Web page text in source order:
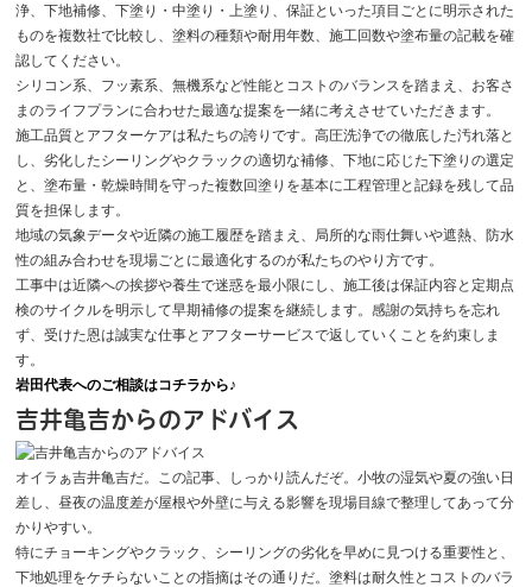
浄、下地補修、下塗り・中塗り・上塗り、保証といった項目ごとに明示された
ものを複数社で比較し、塗料の種類や耐用年数、施工回数や塗布量の記載を確
認してください。
シリコン系、フッ素系、無機系など性能とコストのバランスを踏まえ、お客さ
まのライフプランに合わせた最適な提案を一緒に考えさせていただきます。
施工品質とアフターケアは私たちの誇りです。高圧洗浄での徹底した汚れ落と
し、劣化したシーリングやクラックの適切な補修、下地に応じた下塗りの選定
と、塗布量・乾燥時間を守った複数回塗りを基本に工程管理と記録を残して品
質を担保します。
地域の気象データや近隣の施工履歴を踏まえ、局所的な雨仕舞いや遮熱、防水
性の組み合わせを現場ごとに最適化するのが私たちのやり方です。
工事中は近隣への挨拶や養生で迷惑を最小限にし、施工後は保証内容と定期点
検のサイクルを明示して早期補修の提案を継続します。感謝の気持ちを忘れ
ず、受けた恩は誠実な仕事とアフターサービスで返していくことを約束しま
す。
岩田代表へのご相談はコチラから♪
吉井亀吉からのアドバイス
オイラぁ吉井亀吉だ。この記事、しっかり読んだぞ。小牧の湿気や夏の強い日
差し、昼夜の温度差が屋根や外壁に与える影響を現場目線で整理してあって分
かりやすい。
特にチョーキングやクラック、シーリングの劣化を早めに見つける重要性と、
下地処理をケチらないことの指摘はその通りだ。塗料は耐久性とコストのバラ